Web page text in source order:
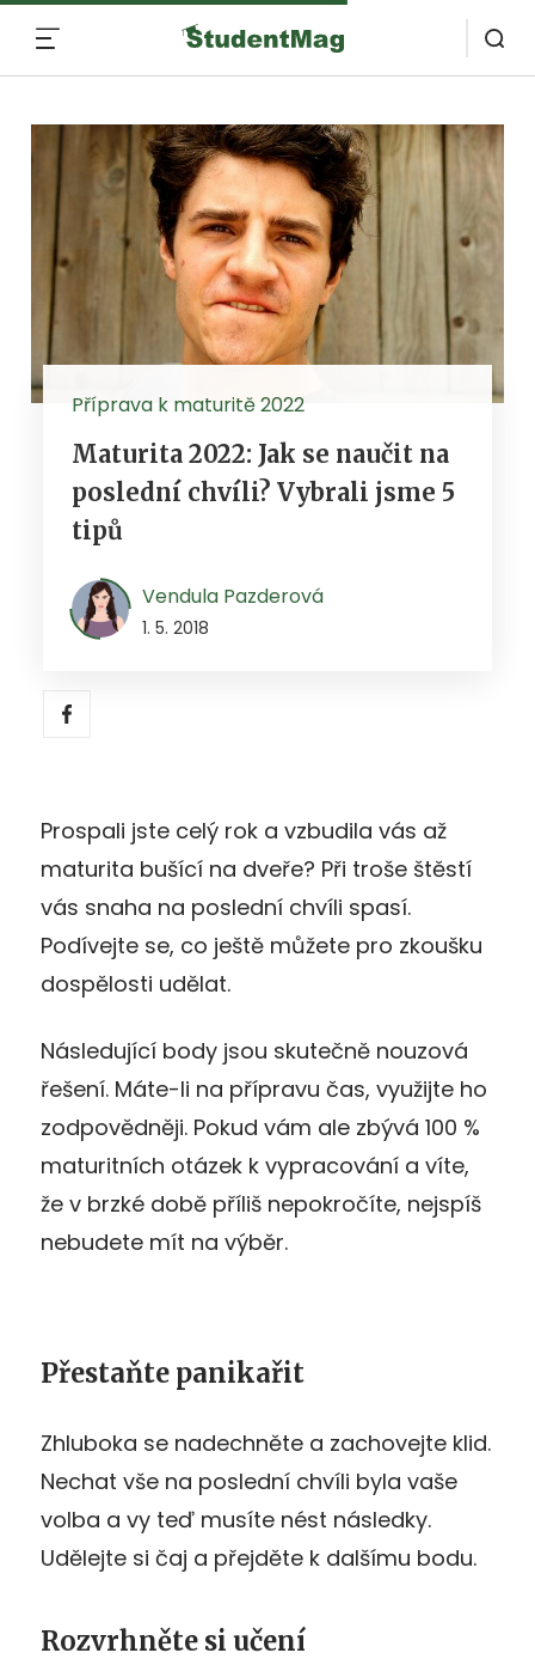
Příprava k maturitě 2022
Maturita 2022: Jak se naučit na
poslední chvíli? Vybrali jsme 5
tipů
Vendula Pazderová
1. 5. 2018
Prospali jste celý rok a vzbudila vás až
maturita bušící na dveře? Při troše štěstí
vás snaha na poslední chvíli spasí.
Podívejte se, co ještě můžete pro zkoušku
dospělosti udělat.
Následující body jsou skutečně nouzová
řešení. Máte-li na přípravu čas, využijte ho
zodpovědněji. Pokud vám ale zbývá 100 %
maturitních otázek k vypracování a víte,
že v brzké době příliš nepokročíte, nejspíš
nebudete mít na výběr.
Přestaňte panikařit
Zhluboka se nadechněte a zachovejte klid.
Nechat vše na poslední chvíli byla vaše
volba a vy teď musíte nést následky.
Udělejte si čaj a přejděte k dalšímu bodu.
Rozvrhněte si učení